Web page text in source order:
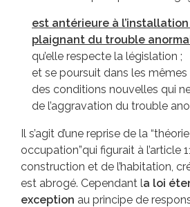
est antérieure à
plaignant du trouble
qu’elle respecte la législation ;
et se poursuit dans les
des conditions nouvelles qui
de l’aggravation du trouble
Il s’agit d’une reprise de la
occupation”qui figurait à l’article
construction et de l’habitation,
est abrogé. Cependant la loi
exception au principe de